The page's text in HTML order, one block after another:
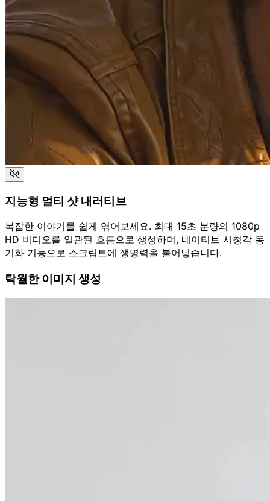
지능형 멀티 샷 내러티브
복잡한 이야기를 쉽게 엮어보세요. 최대 15초 분량의 1080p
HD 비디오를 일관된 흐름으로 생성하며, 네이티브 시청각 동
기화 기능으로 스크립트에 생명력을 불어넣습니다.
탁월한 이미지 생성